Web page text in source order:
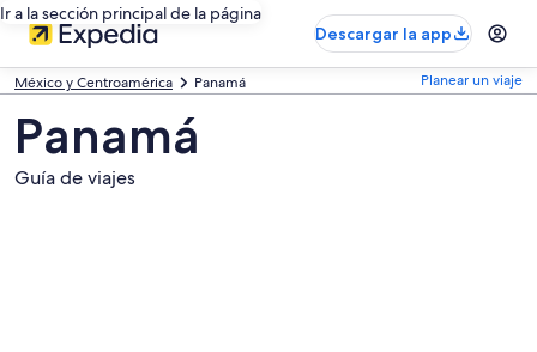
Ir a la sección principal de la página
Descargar la app
México y Centroamérica Panamá Planear un viaje
Panamá
Guía de viajes